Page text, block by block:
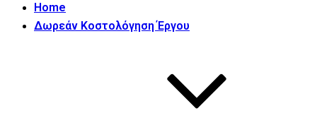
Home
Δωρεάν Κοστολόγηση Έργου